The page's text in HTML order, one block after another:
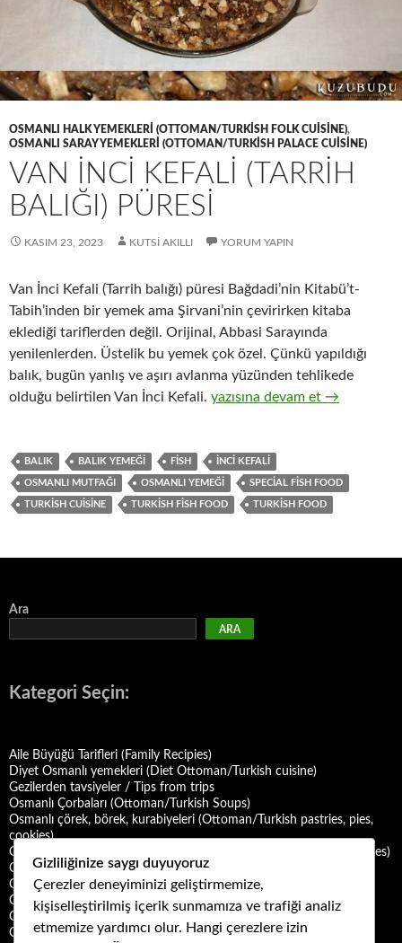
OSMANLI HALK YEMEKLERI (OTTOMAN/TURKISH FOLK CUISINE),
OSMANLI SARAY YEMEKLERI (OTTOMAN/TURKISH PALACE CUISINE)
VAN İNCİ KEFALİ (TARRİH
BALIĞI) PÜRESİ
KASIM 23, 2023 KUTSI AKILLI YORUM YAPIN
Van İnci Kefali (Tarrih balığı) püresi Bağdadi’nin Kitabü’t-
Tabih’inden bir yemek ama Şirvani’nin çevirirken kitaba
eklediği tariflerden değil. Orijinal, Abbasi Sarayında
yenilenlerden. Üstelik bu yemek çok özel. Çünkü yapıldığı
balık, bugün yanlış ve aşırı avlanma yüzünden tehlikede
olduğu belirtilen Van İnci Kefali. VAN İNCİ KEFALİ (TARRİH
yazısına devam et →
BALIK BALIK YEMEĞI FISH İNCI KEFALI
OSMANLI MUTFAĞI OSMANLI YEMEĞI SPECIAL FISH FOOD
TURKISH CUISINE TURKISH FISH FOOD TURKISH FOOD
Ara
ARA
Kategori Seçin:
Aile Büyüğü Tarifleri (Family Recipies)
Diyet Osmanlı yemekleri (Diet Ottoman/Turkish cuisine)
Gezilerden tavsiyeler / Tips from trips
Osmanlı Çorbaları (Ottoman/Turkish Soups)
Osmanlı çörek, börek, kurabiyeleri (Ottoman/Turkish pastries, pies,
cookies)
Osmanlı Deniz Mahsulü Yemekleri (Ottoman/Turkish Seafood Dishes)
Osmanlı Halk Yemekleri (Ottoman/Turkish Folk Cuisine)
Osmanlı Mezeleri (Ottoman Mezes/Appetizers)
Osmanlı Saray Yemekleri (Ottoman/Turkish Palace Cuisine)
Osmanlı Şerbet ve Hoşafları (Ottoman/Turkish Sherbets and
Compotes)
Gizliliğinize saygı duyuyoruz
Çerezler deneyiminizi geliştirmemize,
kişiselleştirilmiş içerik sunmamıza ve trafiği analiz
etmemize yardımcı olur. Hangi çerezlere izin